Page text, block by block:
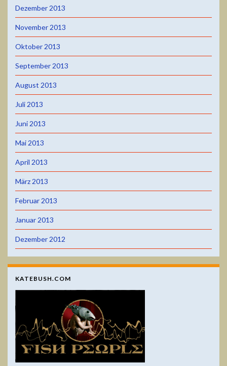
Dezember 2013
November 2013
Oktober 2013
September 2013
August 2013
Juli 2013
Juni 2013
Mai 2013
April 2013
März 2013
Februar 2013
Januar 2013
Dezember 2012
KATEBUSH.COM